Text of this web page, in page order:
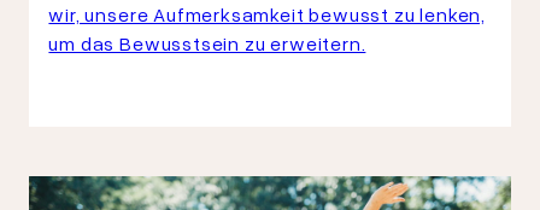
wir, unsere Aufmerksamkeit bewusst zu lenken,
um das Bewusstsein zu erweitern.